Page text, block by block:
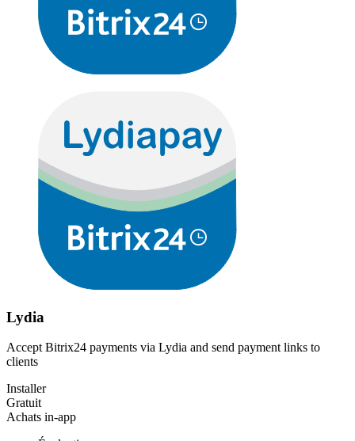
Lydia
Accept Bitrix24 payments via Lydia and send payment links to
clients
Installer
Gratuit
Achats in-app